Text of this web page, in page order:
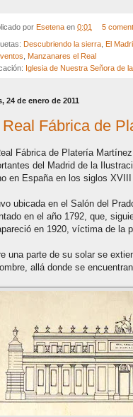
por Esetena en 0:01 5
Descubriendo la sierra El
Manzanares el Real
Iglesia de Nuestra Señora de
24 de enero de 2011
Real Fábrica de
Fábrica de Platería
del Madrid de la
en España en los siglos XVIII
ubicada en el Salón del
en el año 1792, que,
en 1920, víctima de la
una parte de su solar se
allá donde se